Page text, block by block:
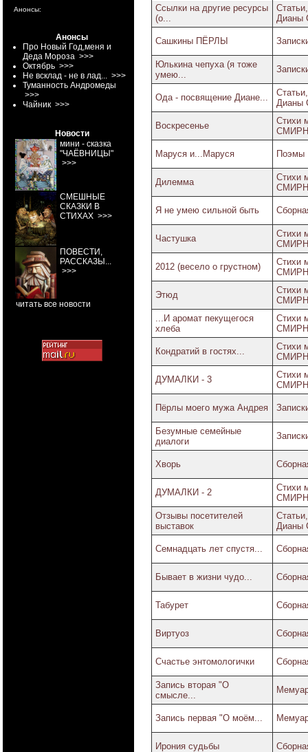
Анонсы:
Анонсы
Про Новый Год,меня и
Деда Мороза >>>
Октябрь >>>
Не всклад - не в лад... >>>
Туманность Андромеды
>>>
Чайник >>>
Новости
мини - сказка
"ЧАЁВНИЦЫ"
>>>
СМЕШНЫЕ
СКАЗКИ В
СТИХАХ >>>
ПОВЕСТИ,
РАССКАЗЫ...
>>>
читать все новости
Ссылки на другие ресурсы
(о...
Дианы
Сашкины ПЁРЛЫ
Юлькина чепуха (я тоже
умею...
Ода - посвящение Диане...
Дианы
Воскресенье
Стихи
Маруся и...Маруся Поэмы
Дилемма
Стихи
Я не умею сильной быть
Частушка
Стихи
2012 (весело о грустном)
Стихи
Этюд
Стихи
...И аромат пекущегося
хлеба
Стихи
Кондратий в гостях...
Стихи
ДУМАЛКИ - 3
Стихи
Пёрлы моего мужа Андрея
Безумные семейные
диалоги
Хворь
ДУМАЛКИ - 2
Стихи
Отзывы посетителей
выставок
Дианы
Семнадцать лет спустя...
Бывает в жизни чудо...
Табурет
Виртуоз
Счастье энтомологички
Запись вторая "О
смысле...
Запись первая "О моём...
Ирония судьбы